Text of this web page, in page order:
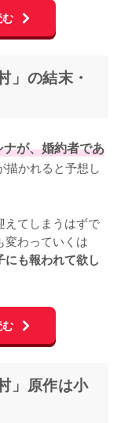
」の結末・
が、婚約者であ
描かれると予想し
えてしまうはずで
変わっていくは
も報われて欲し
」原作は小